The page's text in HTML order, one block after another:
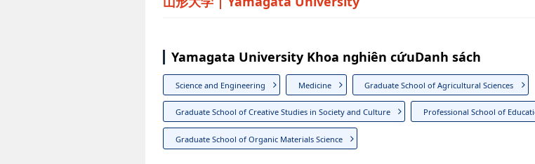
Yamagata University Khoa nghiên cứuDanh sách
Science and Engineering Medicine Graduate School of Agricultural Sciences
Graduate School of Creative Studies in Society and Culture Professional School of
Graduate School of Organic Materials Science